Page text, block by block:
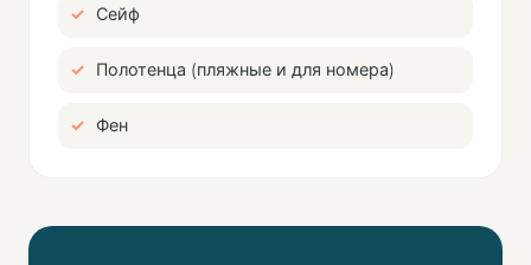
Сейф
Полотенца (пляжные и для номера)
Фен